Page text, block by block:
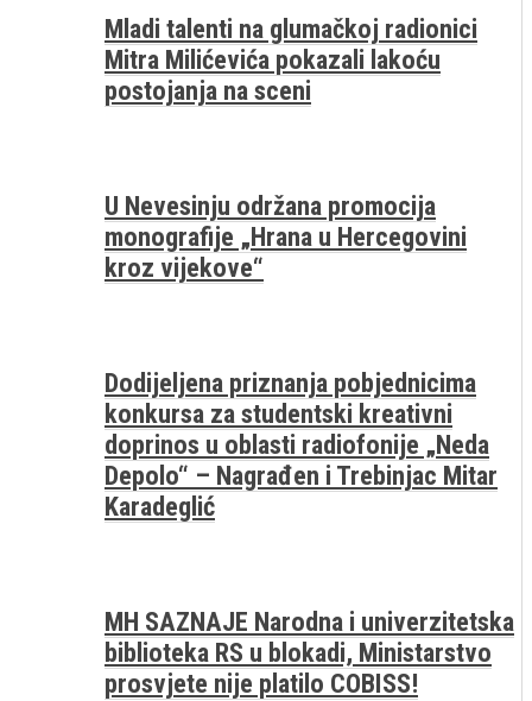
Mladi talenti na glumačkoj radionici
Mitra Milićevića pokazali lakoću
postojanja na sceni
U Nevesinju održana promocija
monografije „Hrana u Hercegovini
kroz vijekove“
Dodijeljena priznanja pobjednicima
konkursa za studentski kreativni
doprinos u oblasti radiofonije „Neda
Depolo“ – Nagrađen i Trebinjac Mitar
Karadeglić
MH SAZNAJE Narodna i univerzitetska
biblioteka RS u blokadi, Ministarstvo
prosvjete nije platilo COBISS!